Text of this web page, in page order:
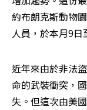
約布朗克斯動物
人員，於本月9日
近年來由於非法
命的武裝衝突，
失。但這次由美